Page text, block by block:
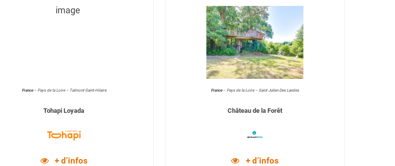
France– Pays de la Loire – Talmont-Saint-Hilaire
Tohapi Loyada
+ d’infos
France– Pays de la Loire – Saint Julien Des Landes
Château de la Forêt
+ d’infos